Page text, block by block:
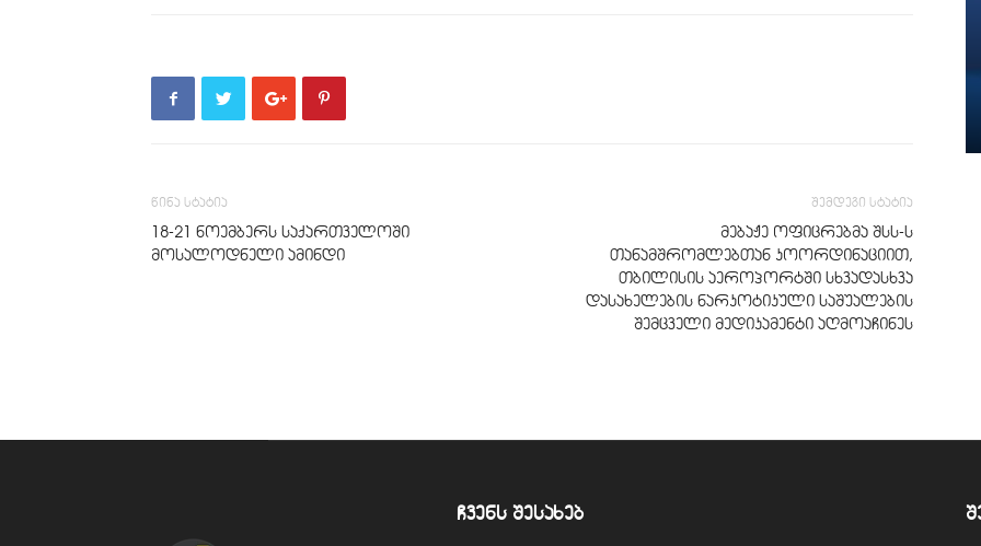
წინა სტატია
18-21 ნოემბერს საქართველოში
მოსალოდნელი ამინდი
შემდეგი სტატია
მებაჟე ოფიცრებმა შსს-ს
თანამშრომლებთან კოორდინაციით,
თბილისის აეროპორტში სხვადასხვა
დასახელების ნარკოტიკული საშუალების
შემცველი მედიკამენტი აღმოაჩინეს
ჩვენს შესახებ